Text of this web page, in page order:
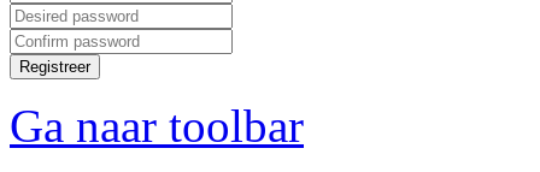
Registreer
Ga naar toolbar